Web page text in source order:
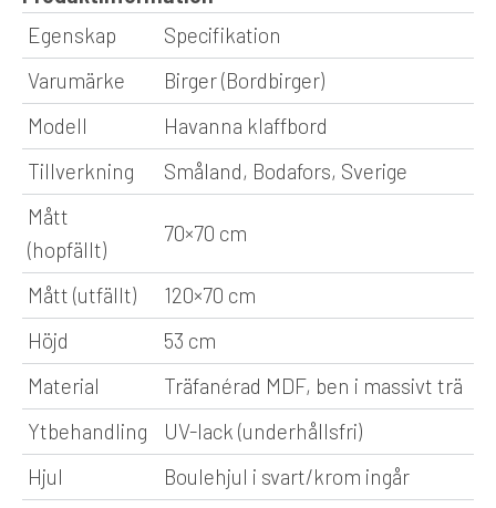
Egenskap
Specifikation
Varumärke
Birger (Bordbirger)
Modell
Havanna klaffbord
Tillverkning
Småland, Bodafors, Sverige
Mått
(hopfällt)
70×70 cm
Mått (utfällt)
120×70 cm
Höjd
53 cm
Material
Träfanérad MDF, ben i massivt trä
Ytbehandling
UV-lack (underhållsfri)
Hjul
Boulehjul i svart/krom ingår